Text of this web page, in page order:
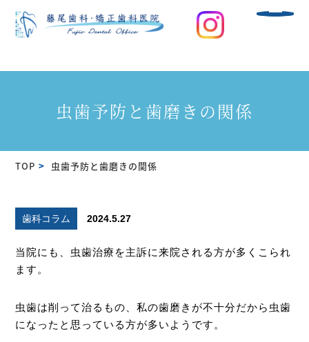
虫歯予防と歯磨きの関係
TOP 虫歯予防と歯磨きの関係
歯科コラム 2024.5.27
当院にも、虫歯治療を主訴に来院される方が多くこられ
ます。
虫歯は削って治るもの、私の歯磨きが不十分だから虫歯
になったと思っている方が多いようです。